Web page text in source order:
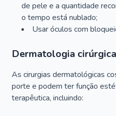
de pele e a quantidade
o tempo está nublado;
Usar óculos com
Dermatologia cirúrgica
As cirurgias dermatológicas
porte e podem ter função
terapêutica, incluindo: